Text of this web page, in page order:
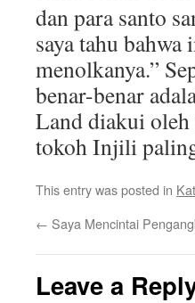
dan para santo
saya tahu
menolkanya.”
benar-benar
Land diakui oleh
tokoh Injili
This entry was posted in
← Saya Mencintai
Leave a